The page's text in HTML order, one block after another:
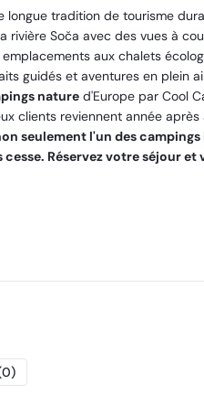
tradition de tourisme
rivière Soča avec des vues à
aux chalets
guidés et aventures en plein
nature d'Europe par Cool
clients reviennent année après
seulement l'un des
Réservez votre séjour et
0)